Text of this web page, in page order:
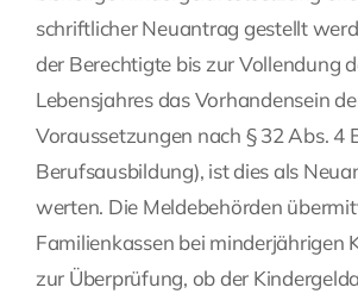
schriftlicher Neuantrag gestellt
der Berechtigte bis zur Vollendung
Lebensjahres das Vorhandensein
Voraussetzungen nach § 32 Abs. 4
Berufsausbildung), ist dies als
werten. Die Meldebehörden
Familienkassen bei minderjährigen
zur Überprüfung, ob der